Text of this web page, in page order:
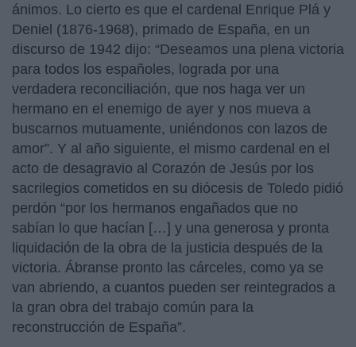
ánimos. Lo cierto es que el cardenal Enrique Plá y
Deniel (1876-1968), primado de España, en un
discurso de 1942 dijo: “Deseamos una plena victoria
para todos los españoles, lograda por una
verdadera reconciliación, que nos haga ver un
hermano en el enemigo de ayer y nos mueva a
buscarnos mutuamente, uniéndonos con lazos de
amor”. Y al año siguiente, el mismo cardenal en el
acto de desagravio al Corazón de Jesús por los
sacrilegios cometidos en su diócesis de Toledo pidió
perdón “por los hermanos engañados que no
sabían lo que hacían […] y una generosa y pronta
liquidación de la obra de la justicia después de la
victoria. Ábranse pronto las cárceles, como ya se
van abriendo, a cuantos pueden ser reintegrados a
la gran obra del trabajo común para la
reconstrucción de España”.